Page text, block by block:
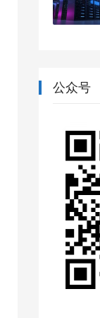
公众号